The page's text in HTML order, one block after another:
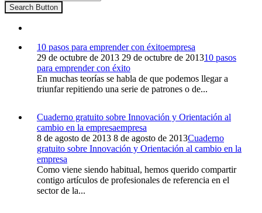
Search Button
10 pasos para emprender con éxitoempresa
29 de octubre de 2013 29 de octubre de 201310 pasos
para emprender con éxito
En muchas teorías se habla de que podemos llegar a
triunfar repitiendo una serie de patrones o de...
Cuaderno gratuito sobre Innovación y Orientación al
cambio en la empresaempresa
8 de agosto de 2013 8 de agosto de 2013Cuaderno
gratuito sobre Innovación y Orientación al cambio en la
empresa
Como viene siendo habitual, hemos querido compartir
contigo artículos de profesionales de referencia en el
sector de la...